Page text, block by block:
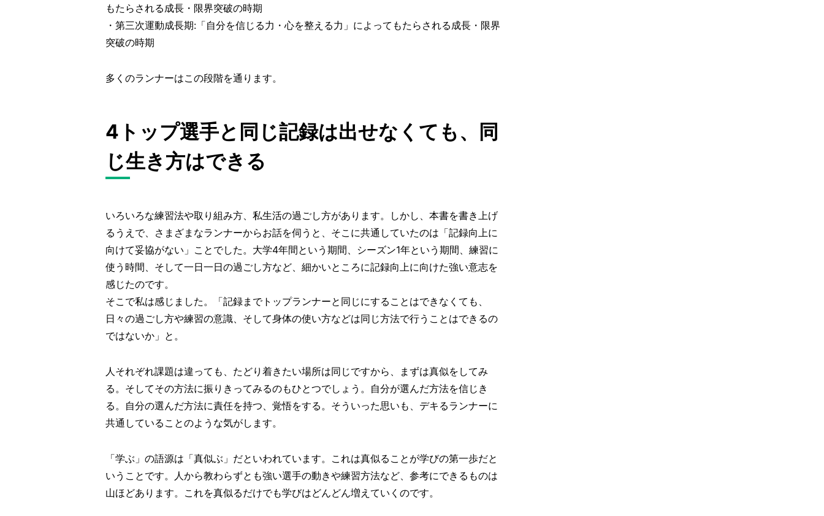
もたらされる成長・限界突破の時期
・第三次運動成長期:「自分を信じる力・心を整える力」によってもたらされる成長・限界
突破の時期
多くのランナーはこの段階を通ります。
4トップ選手と同じ記録は出せなくても、同
じ生き方はできる
いろいろな練習法や取り組み方、私生活の過ごし方があります。しかし、本書を書き上げ
るうえで、さまざまなランナーからお話を伺うと、そこに共通していたのは「記録向上に
向けて妥協がない」ことでした。大学4年間という期間、シーズン1年という期間、練習に
使う時間、そして一日一日の過ごし方など、細かいところに記録向上に向けた強い意志を
感じたのです。
そこで私は感じました。「記録までトップランナーと同じにすることはできなくても、
日々の過ごし方や練習の意識、そして身体の使い方などは同じ方法で行うことはできるの
ではないか」と。
人それぞれ課題は違っても、たどり着きたい場所は同じですから、まずは真似をしてみ
る。そしてその方法に振りきってみるのもひとつでしょう。自分が選んだ方法を信じき
る。自分の選んだ方法に責任を持つ、覚悟をする。そういった思いも、デキるランナーに
共通していることのような気がします。
「学ぶ」の語源は「真似ぶ」だといわれています。これは真似ることが学びの第一歩だと
いうことです。人から教わらずとも強い選手の動きや練習方法など、参考にできるものは
山ほどあります。これを真似るだけでも学びはどんどん増えていくのです。